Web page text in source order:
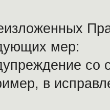
мер:
в